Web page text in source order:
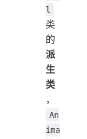
l
类
的
派
生
类
，
An
ima